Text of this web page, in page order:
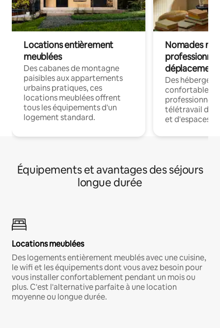
Locations entièrement
meublées
Des cabanes de montagne
paisibles aux appartements
urbains pratiques, ces
locations meublées offrent
tous les équipements d'un
logement standard.
Nomades
déplacement
Des
confortables
professionnels
télétravail
et d'espaces
Équipements et avantages des séjours
longue durée
Locations meublées
Des logements entièrement meublés avec une cuisine,
le wifi et les équipements dont vous avez besoin pour
vous installer confortablement pendant un mois ou
plus. C'est l'alternative parfaite à une location
moyenne ou longue durée.